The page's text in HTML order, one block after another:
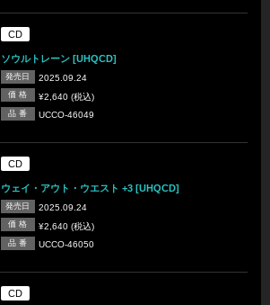
CD
ソウルトレーン [UHQCD]
発売日 2025.09.24
価 格 ¥2,640 (税込)
品 番 UCCO-46049
CD
ウェイ・アウト・ウエスト +3 [UHQCD]
発売日 2025.09.24
価 格 ¥2,640 (税込)
品 番 UCCO-46050
CD